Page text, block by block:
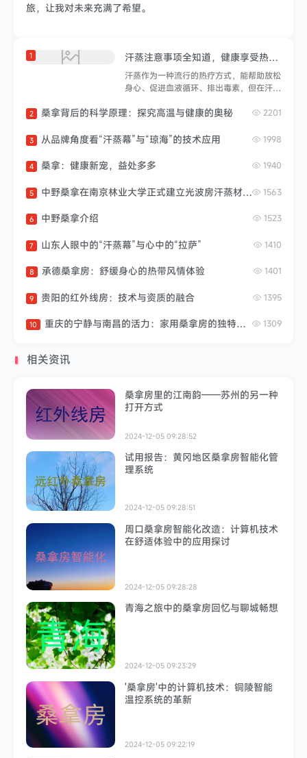
旅，让我对未来充满了希望。
1 汗蒸注意事项全知道，健康享受热疗时光
汗蒸作为一种流行的热疗方式，能帮助放松
身心、促进血液循环、排出毒素，但在汗蒸
注意的地方，以确保安全和达到良好的效
人都适合汗蒸。感冒发热、身体虚弱、经期
压、冠心病等）、皮肤病（如开放性伤口、
群，都不建议汗蒸，以免加重身体负担或引
发不适。例如，高血压患者在汗蒸时可能因
命。适量进食与饮水：汗蒸前不宜空腹，但
2 桑拿背后的科学原理：探究高温与健康的奥秘 2201
3 从品牌角度看“汗蒸幕”与“琼海”的技术应用 1998
4 桑拿：健康新宠，益处多多 1940
5 中野桑拿在南京林业大学正式建立光波房汗蒸材料研究基地 1563
6 中野桑拿介绍 1523
7 山东人眼中的“汗蒸幕”与心中的“拉萨” 1410
8 承德桑拿房：舒缓身心的热带风情体验 1401
9 贵阳的红外线房：技术与资质的融合 1395
10 重庆的宁静与南昌的活力：家用桑拿房的独特视角 1309
相关资讯
桑拿房里的江南韵——苏州的另一种
打开方式
2024-12-05 09:28:52
试用报告：黄冈地区桑拿房智能化管
理系统
2024-12-05 09:28:51
周口桑拿房智能化改造：计算机技术
在舒适体验中的应用探讨
2024-12-05 09:28:28
青海之旅中的桑拿房回忆与聊城畅想
2024-12-05 09:23:29
'桑拿房'中的计算机技术：铜陵智能
温控系统的革新
2024-12-05 09:22:19